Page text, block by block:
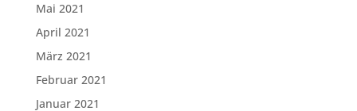
Mai 2021
April 2021
März 2021
Februar 2021
Januar 2021